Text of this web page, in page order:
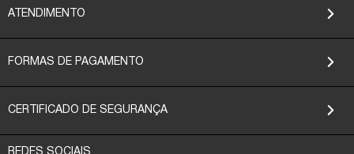
ATENDIMENTO
FORMAS DE PAGAMENTO
CERTIFICADO DE SEGURANÇA